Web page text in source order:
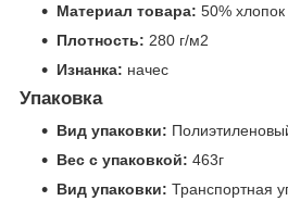
Материал товара: 50%
Плотность: 280 г/м2
Изнанка: начес
Упаковка
Вид упаковки:
Вес с упаковкой: 463г
Вид упаковки: Транспортная